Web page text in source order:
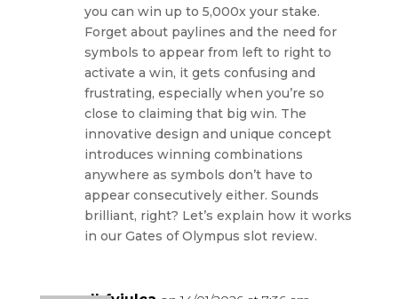
you can win up to 5,000x your stake.
Forget about paylines and the need for
symbols to appear from left to right to
activate a win, it gets confusing and
frustrating, especially when you’re so
close to claiming that big win. The
innovative design and unique concept
introduces winning combinations
anywhere as symbols don’t have to
appear consecutively either. Sounds
brilliant, right? Let’s explain how it works
in our Gates of Olympus slot review.